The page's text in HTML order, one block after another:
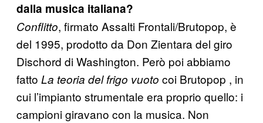
dalla musica italiana?
Conflitto, firmato Assalti Frontali/Brutopop, è
del 1995, prodotto da Don Zientara del giro
Dischord di Washington. Però poi abbiamo
fatto La teoria del frigo vuoto coi Brutopop , in
cui l’impianto strumentale era proprio quello: i
campioni giravano con la musica. Non